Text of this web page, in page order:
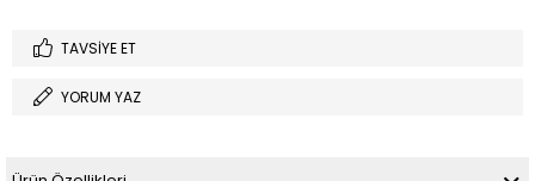
TAVSIYE ET
YORUM YAZ